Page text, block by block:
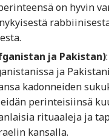
on hyvin
ja Pakistan)
ja
kadonneiden
perinteisiinsä
rituaaleja ja
kansalla.